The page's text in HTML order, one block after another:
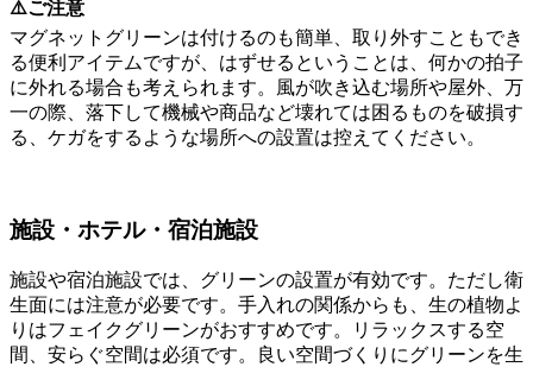
⚠️ご注意
マグネットグリーンは付けるのも簡単、取り外すこともでき
る便利アイテムですが、はずせるということは、何かの拍子
に外れる場合も考えられます。風が吹き込む場所や屋外、万
一の際、落下して機械や商品など壊れては困るものを破損す
る、ケガをするような場所への設置は控えてください。
施設・ホテル・宿泊施設
施設や宿泊施設では、グリーンの設置が有効です。ただし衛
生面には注意が必要です。手入れの関係からも、生の植物よ
りはフェイクグリーンがおすすめです。リラックスする空
間、安らぐ空間は必須です。良い空間づくりにグリーンを生